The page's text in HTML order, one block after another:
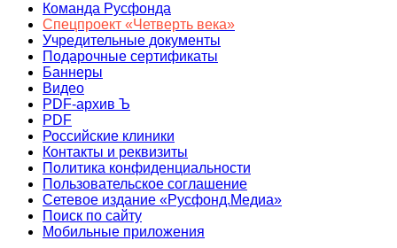
Команда Русфонда
Спецпроект «Четверть века»
Учредительные документы
Подарочные сертификаты
Баннеры
Видео
PDF-архив Ъ
PDF
Российские клиники
Контакты и реквизиты
Политика конфиденциальности
Пользовательское соглашение
Сетевое издание «Русфонд.Медиа»
Поиск по сайту
Мобильные приложения